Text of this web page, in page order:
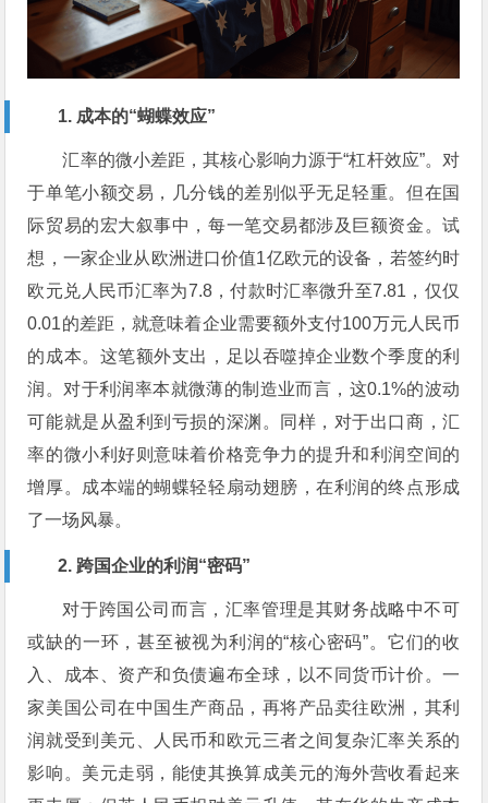
1. 成本的“蝴蝶效应”
汇率的微小差距，其核心影响力源于“杠杆效应”。对
于单笔小额交易，几分钱的差别似乎无足轻重。但在国
际贸易的宏大叙事中，每一笔交易都涉及巨额资金。试
想，一家企业从欧洲进口价值1亿欧元的设备，若签约时
欧元兑人民币汇率为7.8，付款时汇率微升至7.81，仅仅
0.01的差距，就意味着企业需要额外支付100万元人民币
的成本。这笔额外支出，足以吞噬掉企业数个季度的利
润。对于利润率本就微薄的制造业而言，这0.1%的波动
可能就是从盈利到亏损的深渊。同样，对于出口商，汇
率的微小利好则意味着价格竞争力的提升和利润空间的
增厚。成本端的蝴蝶轻轻扇动翅膀，在利润的终点形成
了一场风暴。
2. 跨国企业的利润“密码”
对于跨国公司而言，汇率管理是其财务战略中不可
或缺的一环，甚至被视为利润的“核心密码”。它们的收
入、成本、资产和负债遍布全球，以不同货币计价。一
家美国公司在中国生产商品，再将产品卖往欧洲，其利
润就受到美元、人民币和欧元三者之间复杂汇率关系的
影响。美元走弱，能使其换算成美元的海外营收看起来